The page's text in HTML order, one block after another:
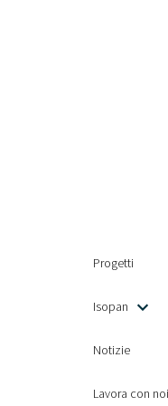
Progetti
Isopan
Notizie
Lavora con noi